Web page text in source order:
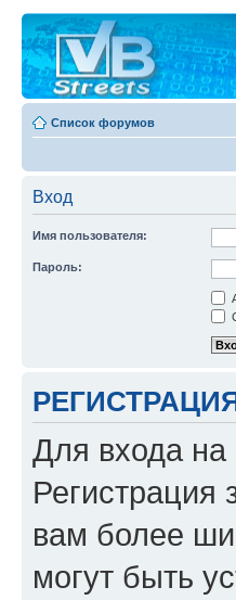
Список форумов
Вход
Имя пользователя:
Пароль:
Для входа
Регистрация
вам более
могут быть